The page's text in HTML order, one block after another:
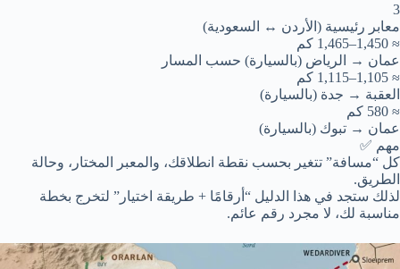
3
معابر رئيسية (الأردن ↔ السعودية)
≈ 1,450–1,465 كم
عمان → الرياض (بالسيارة) حسب المسار
≈ 1,105–1,115 كم
العقبة → جدة (بالسيارة)
≈ 580 كم
عمان → تبوك (بالسيارة)
مهم ✅
كل “مسافة” تتغير بحسب نقطة انطلاقك، والمعبر المختار، وحالة
الطريق.
لذلك ستجد في هذا الدليل “أرقامًا + طريقة اختيار” لتخرج بخطة
مناسبة لك، لا مجرد رقم عائم.